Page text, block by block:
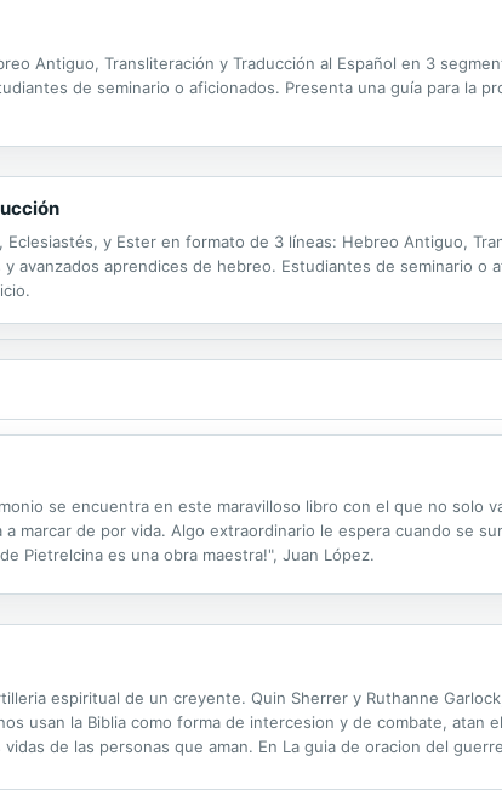
Antiguo, Transliteración y Traducción al Español en 3
de seminario o aficionados. Presenta una guía para la
y Ester en formato de 3 líneas: Hebreo Antiguo,
avanzados aprendices de hebreo. Estudiantes de seminario o
se encuentra en este maravilloso libro con el que no solo
marcar de por vida. Algo extraordinario le espera cuando se
Pietrelcina es una obra maestra!", Juan López.
espiritual de un creyente. Quin Sherrer y Ruthanne
usan la Biblia como forma de intercesion y de combate, atan
de las personas que aman. En La guia de oracion del